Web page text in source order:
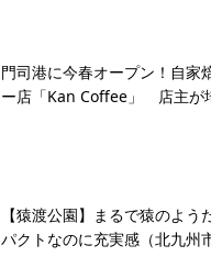
門司港に今春オープン！自家
ー店「Kan Coffee」 店主が
【猿渡公園】まるで猿のよう
パクトなのに充実感（北九州